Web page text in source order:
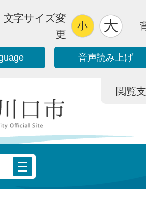
文字サイズ変
更
音声読み上げ
閲覧